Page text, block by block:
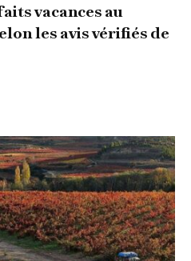
vacances au
les avis vérifiés de